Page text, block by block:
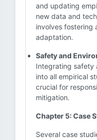
and updating
new data and
involves fostering
adaptation.
Safety and
Integrating safety
into all empirical
crucial for
mitigation.
Chapter 5: Case
Several case